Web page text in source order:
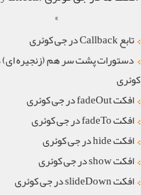
»
تابع Callback در جی کوئری
دستورات پشت سر هم (زنجیره
کوئری
افکت fadeOut در جی کوئری
افکت fadeTo در جی کوئری
افکت hide در جی کوئری
افکت show در جی کوئری
افکت slideDown در جی کوئری